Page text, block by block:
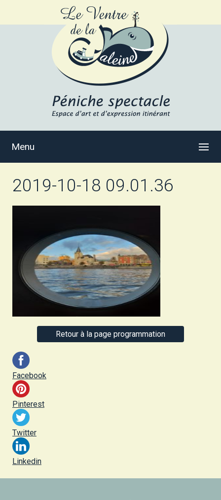
Menu
2019-10-18 09.01.36
Retour à la page programmation
Facebook
Pinterest
Twitter
Linkedin